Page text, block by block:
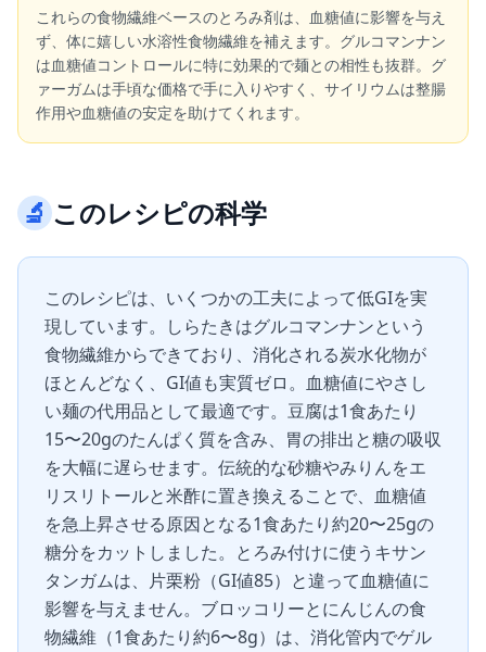
これらの食物繊維ベースのとろみ剤は、血糖値に影響を与え
ず、体に嬉しい水溶性食物繊維を補えます。グルコマンナン
は血糖値コントロールに特に効果的で麺との相性も抜群。グ
ァーガムは手頃な価格で手に入りやすく、サイリウムは整腸
作用や血糖値の安定を助けてくれます。
🔬このレシピの科学
このレシピは、いくつかの工夫によって低GIを実
現しています。しらたきはグルコマンナンという
食物繊維からできており、消化される炭水化物が
ほとんどなく、GI値も実質ゼロ。血糖値にやさし
い麺の代用品として最適です。豆腐は1食あたり
15〜20gのたんぱく質を含み、胃の排出と糖の吸収
を大幅に遅らせます。伝統的な砂糖やみりんをエ
リスリトールと米酢に置き換えることで、血糖値
を急上昇させる原因となる1食あたり約20〜25gの
糖分をカットしました。とろみ付けに使うキサン
タンガムは、片栗粉（GI値85）と違って血糖値に
影響を与えません。ブロッコリーとにんじんの食
物繊維（1食あたり約6〜8g）は、消化管内でゲル